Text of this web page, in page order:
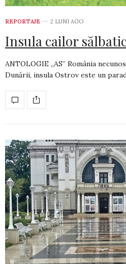
REPORTAJE 2 LUNI AGO
Insula cailor
ANTOLOGIE „AS” România
Dunării, insula Ostrov este un